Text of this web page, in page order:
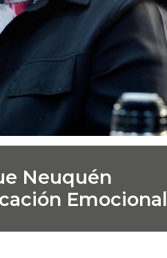
Neuquén
Emocional